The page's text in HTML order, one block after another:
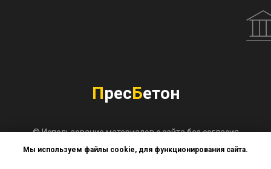
Мы используем файлы cookie, для функционирования сайта.
ПресБетон
© Использование материалов с сайта без согласия